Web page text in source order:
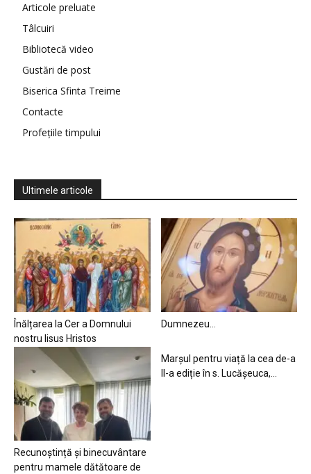
Articole preluate
Tâlcuiri
Bibliotecă video
Gustări de post
Biserica Sfinta Treime
Contacte
Profețiile timpului
Ultimele articole
Înălțarea la Cer a Domnului
nostru Iisus Hristos
Dumnezeu…
Recunoștință și binecuvântare
pentru mamele dătătoare de
Marșul pentru viață la cea de-a
II-a ediție în s. Lucășeuca,...